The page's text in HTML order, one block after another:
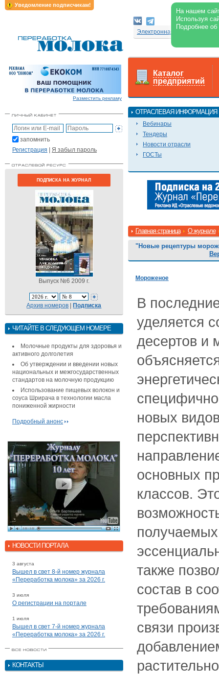
Уведомление подписчикам!
На нашем
Используя
Подробнее
Электронная версия
Разместить рекламу
запомнить
Регистрация | Я забыл пароль
ПОДПИСКА НА ЖУРНАЛ
Выпуск №6 2009 г.
Архив номеров |Подписка
ЧИТАЙТЕ В СЛЕДУЮЩЕМ НОМЕРЕ
Молочные продукты для здоровья и
активного долголетия
Об утверждении и введении новых
национальных и межгосударственных
стандартов на молочную продукцию
Использование пищевых волокон и
соуса Шрирача в технологии масла
пониженной жирности
Подробный анонс
НОВОСТИ ПОРТАЛА
3 августа
Вышел в свет 8-й номер журнала
«Переработка молока» за 2026 г.
3 июля
О регистрации на портале
1 июля
Вышел в свет 7-й номер журнала
«Переработка молока» за 2026 г.
КОНТАКТЫ
Каталог
предприятий
ОТРАСЛЕВАЯ ИНФОРМАЦИЯ
Вебинары
Тендеры
Новости отрасли
ГОСТы
Главная страница О журнале
"Новые рецептуры
Мороженое
В
уделяется
десертов и
новых
основных
классов.
также
состав в
связи